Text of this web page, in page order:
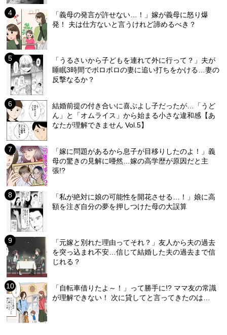
「義母の発言が許せない…！」嫁が義母に怒り爆
発！ 夫は仕方ないと言うけれど諦めるべき？
「うるさいから子どもを連れて外に行って？」夫が
睡眠3時間でボロボロの妻に追い打ちをかける…妻の
反撃なるか？
結婚前提の付き合いに喜ぶよし子だったが…「うど
ん」と「オムライス」から始まる小さな違和感【あ
なたが理解できません Vol.5】
「嫁に問題があるから息子が目移りしたのよ！」義
母の驚きの見解に唖然…嫁の高学歴が原因だと主
張!?
「私が絶対に娘の可能性を開花させる…！」娘に高
額を注ぎ自分の夢を押しつけた母の大誤算
「元嫁と別れた理由ってそれ？」友人から夫の過去
を突っ込まれ不安…信じて結婚した夫の過去まで信
じれる？
「自転車借りたよ～！」って勝手に!? ママ友の常識
が理解できない！ 次に貸してと言ってきたのは…